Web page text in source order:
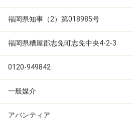
福岡県知事（2）第018985号
福岡県糟屋郡志免町志免中央4-2-3
0120-949842
一般媒介
アバンティア